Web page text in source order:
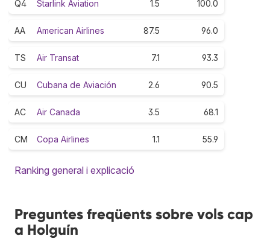
Q4 Starlink Aviation 1.5 100.0
AA American Airlines 87.5 96.0
TS Air Transat 7.1 93.3
CU Cubana de Aviación 2.6 90.5
AC Air Canada 3.5 68.1
CM Copa Airlines 1.1 55.9
Ranking general i explicació
Preguntes freqüents sobre vols cap
a Holguín